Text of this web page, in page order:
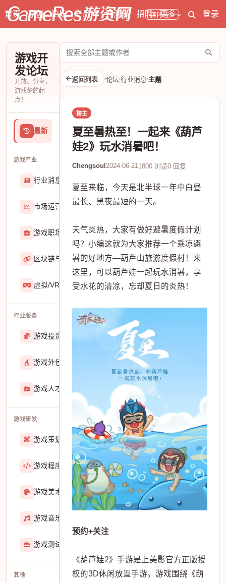
媒体号
首页 原创 论坛 产品库 开测表 招聘 更多 登录
游戏开
发论坛
开放、分享，
游戏梦的起
点！
最新
游戏产业
行业消息
市场运营 8407
游戏职场 2929
区块链与游戏467
虚拟/VR/AR 933
行业服务
游戏投资交易
游戏外包
游戏人才招聘
游戏研发
游戏策划 27557
游戏程序 36423
游戏美术 3601
游戏音乐
游戏测试与GM
其他
搜
索
论
坛
返回列表 论坛 行业消息 主题
楼主
夏至暑热至！一起来《葫芦
娃2》玩水消暑吧！
Chengsoul 2024-06-211800 浏览0 回复
夏至来临，今天是北半球一年中白昼
最长、黑夜最短的一天。
天气炎热，大家有做好避暑度假计划
吗？小编这就为大家推荐一个乘凉避
暑的好地方—葫芦山旅游度假村！来
这里，可以葫芦娃一起玩水消暑，享
受水花的清凉，忘却夏日的炎热！
预约+关注
《葫芦娃2》手游是上美影官方正版授
权的3D休闲放置手游。游戏围绕《葫